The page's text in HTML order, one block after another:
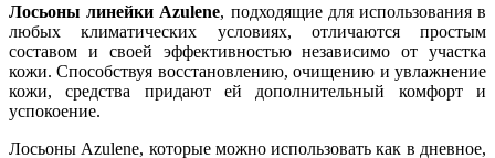
Лосьоны линейки Azulene, подходящие для использования в
любых климатических условиях, отличаются простым
составом и своей эффективностью независимо от участка
кожи. Способствуя восстановлению, очищению и увлажнение
кожи, средства придают ей дополнительный комфорт и
успокоение.
Лосьоны Azulene, которые можно использовать как в дневное,